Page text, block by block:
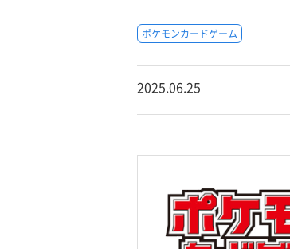
ポケモンカードゲーム
2025.06.25